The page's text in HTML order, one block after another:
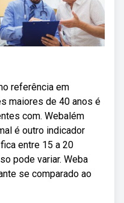
referência em
maiores de 40 anos é
com. Webalém
é outro indicador
entre 15 a 20
pode variar. Weba
se comparado ao